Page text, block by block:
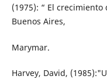
(1975): “ El
Buenos Aires,
Marymar.
Harvey, David,